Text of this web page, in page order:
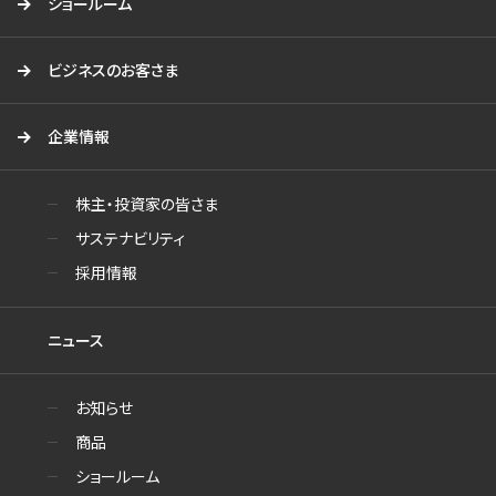
ビジネスのお客さま
企業情報
株主・投資家の皆さま
サステナビリティ
採用情報
ニュース
お知らせ
商品
ショールーム